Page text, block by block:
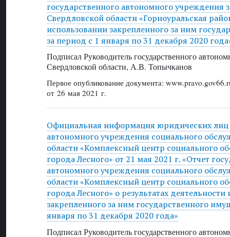
государственного автономного учреждения
Свердловской области «Горноуральская
использовании закрепленного за ним
за период с 1 января по 31 декабря 2020
Подписал Руководитель государственного
Свердловской области, А.В. Топычканов
Первое опубликование документа:
от 26 мая 2021 г.
Официальная информация юридических лиц
автономного учреждения социального
области «Комплексный центр социального
города Лесного» от 21 мая 2021 г. «Отчет
автономного учреждения социального
области «Комплексный центр социального
города Лесного» о результатах
закрепленного за ним государственного
января по 31 декабря 2020 года»
Подписал Руководитель государственного